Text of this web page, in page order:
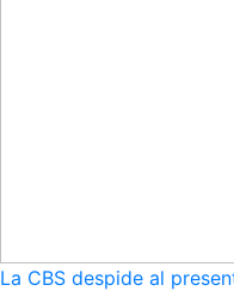
La CBS despide al